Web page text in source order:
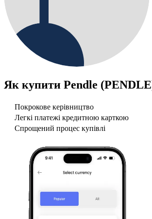
Як купити Pendle
Покрокове керівництво
Легкі платежі кредитною карткою
Спрощений процес купівлі